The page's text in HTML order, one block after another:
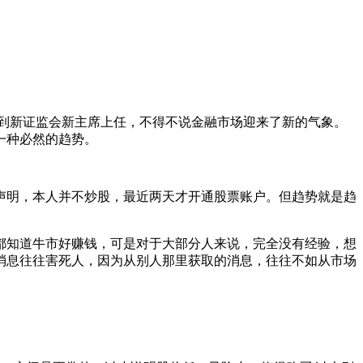
证监会新主席上任，不得不说金融市场迎来了新的气象。
必然的趋势。
，本人并不炒股，最近两天才开通股票账户。但趋势就是趋
道牛市好赚钱，可是对于大部分人来说，完全没有经验，想
往往害死人，因为从别人那里获取的消息，往往不如从市场